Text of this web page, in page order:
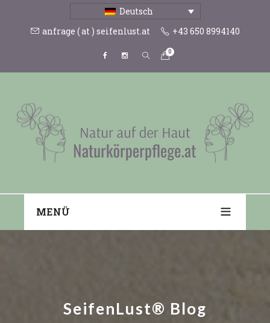
Deutsch
anfrage ( at ) seifenlust.at
+43 650 8994140
0
MENÜ
SeifenLust® Blog